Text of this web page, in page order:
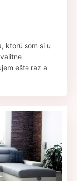
ktorú som si u
ešte raz a